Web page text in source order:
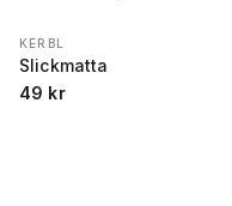
KERBL
Slickmatta
49 kr